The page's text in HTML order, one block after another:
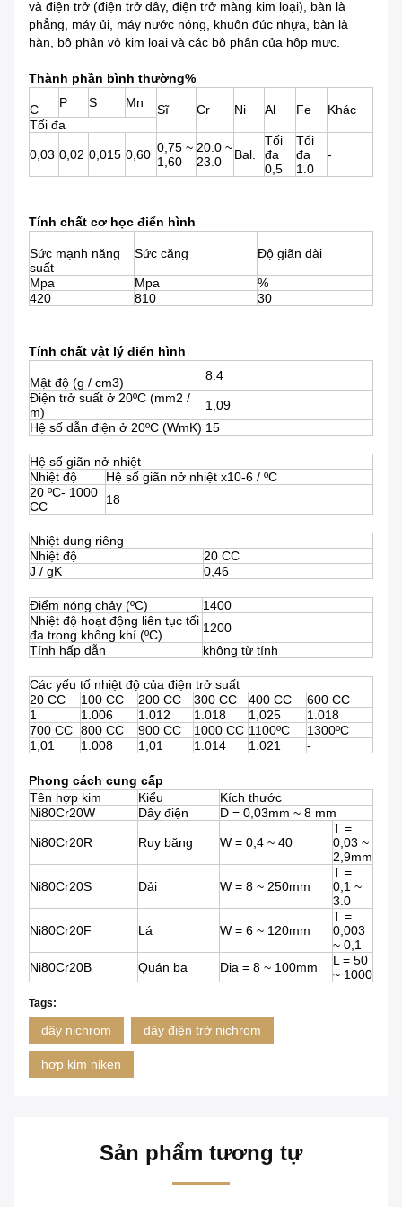
và điện trở (điện trở dây, điện trở màng kim loại), bàn là
phẳng, máy ủi, máy nước nóng, khuôn đúc nhựa, bàn là
hàn, bộ phận vỏ kim loại và các bộ phận của hộp mực.
Thành phần bình thường%
C P S Mn Sĩ Cr Ni Al Fe
Khác
Tối đa
0,03 0,02 0,015 0,60 0,75 ~
1,60
20.0 ~
23.0
Bal.
Tối
đa
0,5
Tối
đa
1.0
-
Tính chất cơ học điển hình
Sức mạnh năng
suất
Sức căng Độ giãn dài
Mpa Mpa
%
420
810 30
Tính chất vật lý điển hình
Mật độ (g / cm3)
8.4
Điện trở suất ở 20ºC (mm2 /
m)
1,09
Hệ số dẫn điện ở 20ºC (WmK) 15
Hệ số giãn nở nhiệt
Nhiệt độ
Hệ số giãn nở nhiệt x10-6 / ºC
20 ºC- 1000
CC
18
Nhiệt dung riêng
Nhiệt độ
20 CC
J / gK
0,46
Điểm nóng chảy (ºC)
1400
Nhiệt độ hoạt động liên tục tối
đa trong không khí (ºC)
1200
Tính hấp dẫn
không từ tính
Các yếu tố nhiệt độ của điện trở suất
20 CC
100 CC 200 CC 300 CC 400 CC
600 CC
1
1.006 1.012 1.018 1,025
1.018
700 CC 800 CC 900 CC 1000 CC 1100ºC
1300ºC
1,01
1.008 1,01 1.014 1.021 -
Phong cách cung cấp
Tên hợp kim
Kiểu
Kích thước
Ni80Cr20W
Dây điện D = 0,03mm ~ 8 mm
Ni80Cr20R Ruy băng W = 0,4 ~ 40
T =
0,03 ~
2,9mm
Ni80Cr20S Dải W = 8 ~ 250mm
T =
0,1 ~
3.0
Ni80Cr20F Lá W = 6 ~ 120mm
T =
0,003
~ 0,1
Ni80Cr20B
Quán ba Dia = 8 ~ 100mm
L = 50
~ 1000
Tags:
dây nichrom dây điện trở nichrom
hợp kim niken
Sản phẩm tương tự